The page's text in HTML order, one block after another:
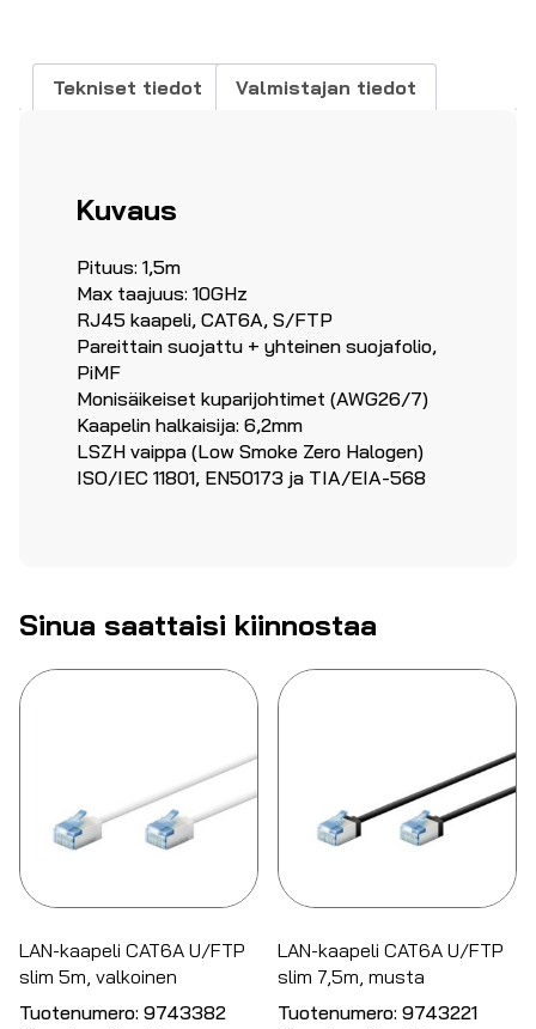
Tekniset tiedot Valmistajan tiedot
Kuvaus
Pituus: 1,5m
Max taajuus: 10GHz
RJ45 kaapeli, CAT6A, S/FTP
Pareittain suojattu + yhteinen suojafolio,
PiMF
Monisäikeiset kuparijohtimet (AWG26/7)
Kaapelin halkaisija: 6,2mm
LSZH vaippa (Low Smoke Zero Halogen)
ISO/IEC 11801, EN50173 ja TIA/EIA-568
Sinua saattaisi kiinnostaa
LAN-kaapeli CAT6A U/FTP
slim 5m, valkoinen
Tuotenumero: 9743382
LAN-kaapeli CAT6A U/FTP
slim 7,5m, musta
Tuotenumero: 9743221